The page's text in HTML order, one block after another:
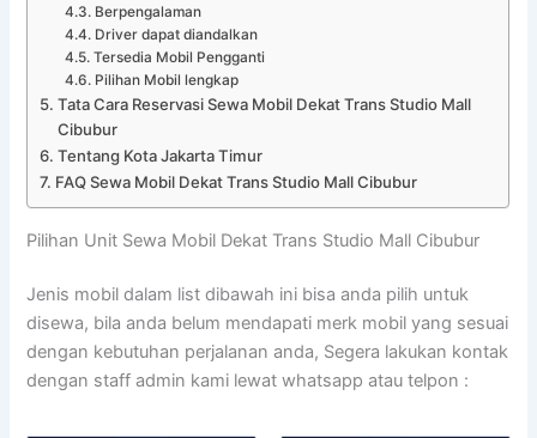
Berpengalaman
Driver dapat diandalkan
Tersedia Mobil Pengganti
Pilihan Mobil lengkap
Tata Cara Reservasi Sewa Mobil Dekat Trans Studio Mall
Cibubur
Tentang Kota Jakarta Timur
FAQ Sewa Mobil Dekat Trans Studio Mall Cibubur
Pilihan Unit Sewa Mobil Dekat Trans Studio Mall Cibubur
Jenis mobil dalam list dibawah ini bisa anda pilih untuk
disewa, bila anda belum mendapati merk mobil yang sesuai
dengan kebutuhan perjalanan anda, Segera lakukan kontak
dengan staff admin kami lewat whatsapp atau telpon :